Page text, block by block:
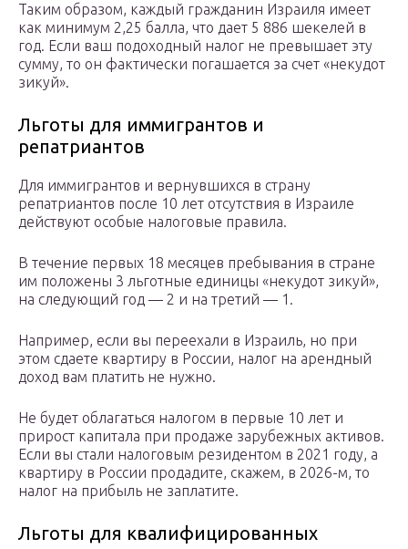
Таким образом, каждый гражданин Израиля имеет
как минимум 2,25 балла, что дает 5 886 шекелей в
год. Если ваш подоходный налог не превышает эту
сумму, то он фактически погашается за счет «некудот
зикуй».
Льготы для иммигрантов и
репатриантов
Для иммигрантов и вернувшихся в страну
репатриантов после 10 лет отсутствия в Израиле
действуют особые налоговые правила.
В течение первых 18 месяцев пребывания в стране
им положены 3 льготные единицы «некудот зикуй»,
на следующий год — 2 и на третий — 1.
Например, если вы переехали в Израиль, но при
этом сдаете квартиру в России, налог на арендный
доход вам платить не нужно.
Не будет облагаться налогом в первые 10 лет и
прирост капитала при продаже зарубежных активов.
Если вы стали налоговым резидентом в 2021 году, а
квартиру в России продадите, скажем, в 2026-м, то
налог на прибыль не заплатите.
Льготы для квалифицированных